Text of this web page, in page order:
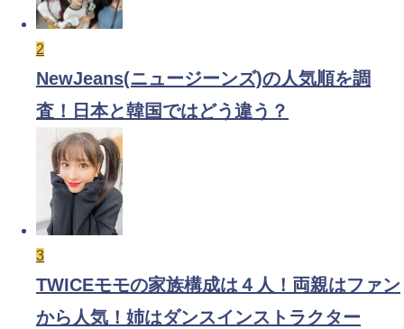
2
NewJeans(ニュージーンズ)の人気順を調
査！日本と韓国ではどう違う？
3
TWICEモモの家族構成は４人！両親はファン
から人気！姉はダンスインストラクター